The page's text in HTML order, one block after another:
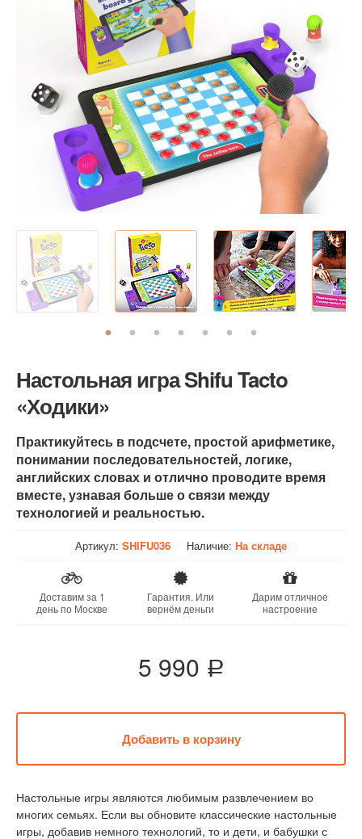
Настольная игра Shifu Tacto
«Ходики»
Практикуйтесь в подсчете, простой арифметике,
понимании последовательностей, логике,
английских словах и отлично проводите время
вместе, узнавая больше о связи между
технологией и реальностью.
Артикул: SHIFU036 Наличие:На складе
Доставим за 1
день по Москве
Гарантия. Или
вернём деньги
Дарим отличное
настроение
5 990 a
Настольные игры являются любимым развлечением во
многих семьях. Если вы обновите классические настольные
игры, добавив немного технологий, то и дети, и бабушки с